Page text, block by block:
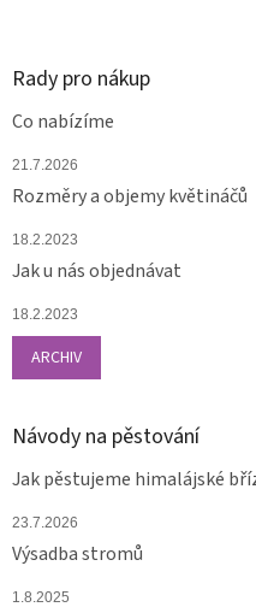
Rady pro nákup
Co nabízíme
21.7.2026
Rozměry a objemy květináčů
18.2.2023
Jak u nás objednávat
18.2.2023
ARCHIV
Návody na pěstování
Jak pěstujeme himalájské
23.7.2026
Výsadba stromů
1.8.2025